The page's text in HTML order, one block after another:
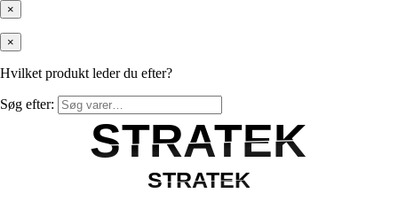
×
×
Hvilket produkt leder du efter?
Søg efter:
STRATEK
STRATEK
STRATEK
STRATEK